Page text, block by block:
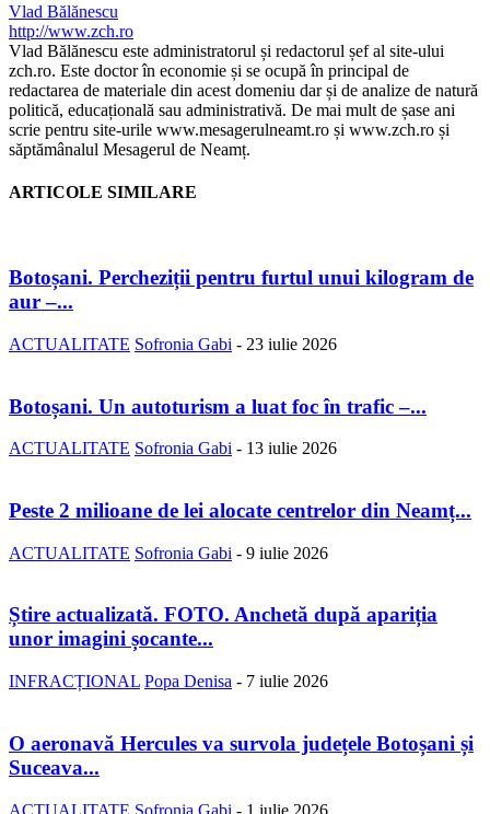
Vlad Bălănescu
http://www.zch.ro
Vlad Bălănescu este administratorul și redactorul șef al site-ului
zch.ro. Este doctor în economie și se ocupă în principal de
redactarea de materiale din acest domeniu dar și de analize de natură
politică, educațională sau administrativă. De mai mult de șase ani
scrie pentru site-urile www.mesagerulneamt.ro și www.zch.ro și
săptămânalul Mesagerul de Neamț.
ARTICOLE SIMILARE
Botoșani. Percheziții pentru furtul unui kilogram de
aur –...
ACTUALITATE Sofronia Gabi - 23 iulie 2026
Botoșani. Un autoturism a luat foc în trafic –...
ACTUALITATE Sofronia Gabi - 13 iulie 2026
Peste 2 milioane de lei alocate centrelor din Neamț...
ACTUALITATE Sofronia Gabi - 9 iulie 2026
Știre actualizată. FOTO. Anchetă după apariția
unor imagini șocante...
INFRACȚIONAL Popa Denisa - 7 iulie 2026
O aeronavă Hercules va survola județele Botoșani și
Suceava...
ACTUALITATE Sofronia Gabi - 1 iulie 2026